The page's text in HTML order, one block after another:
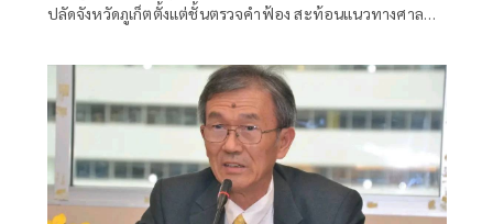
ปลัดจังหวัดภูเก็ตตั้งแต่ชั้นตรวจคำฟ้อง สะท้อนแนวทางศาล
สิทธิฟ้องร้องต้องใช้โดยสุจริต ไม่ใช่เป็นเครื่องมือกดดันผู้ร้อง
เรียนทุจริต